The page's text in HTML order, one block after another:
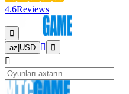
4.6Reviews
az USD